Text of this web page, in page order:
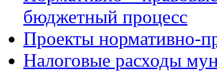
бюджетный процесс
Проекты нормативно-
Налоговые расходы